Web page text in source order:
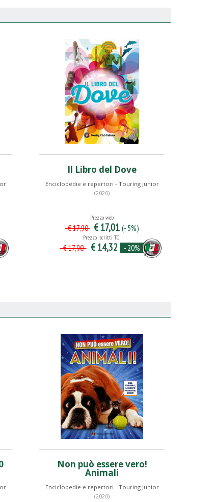
Il Libro del Dove
Enciclopedie e repertori - Touring Junior
(2020)
Prezzo web
€ 17,90 € 17,01 (- 5%)
Prezzo iscritti TCI
€ 17,90 € 14,32 - 20%
Non può essere vero!
Animali
Enciclopedie e repertori - Touring Junior
(2020)